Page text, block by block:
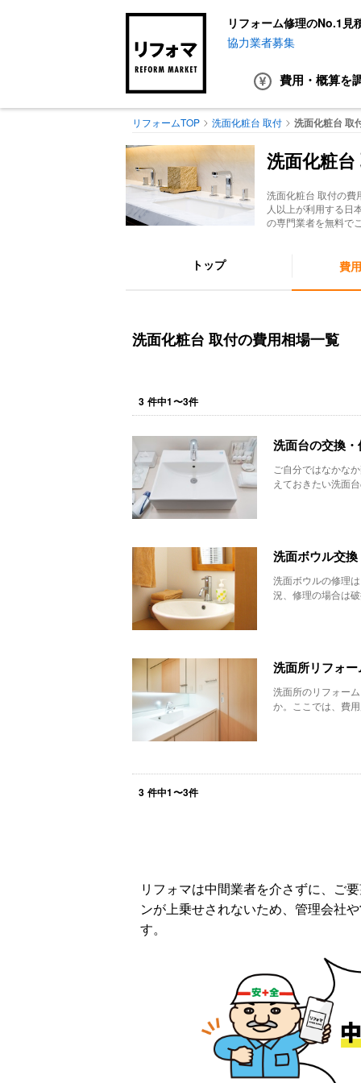
リフォーム修理のNo.1見
協力業者募集
費用・概算を
リフォームTOP 洗面化粧台 取付 洗面化粧台 取
洗面化粧台
洗面化粧台 取付の費
人以上が利用する日
の専門業者を無料で
トップ 費
洗面化粧台 取付の費用相場一覧
3 件中1〜3件
洗面台の交換
ご自分ではなかな
えておきたい洗面
洗面ボウル交
洗面ボウルの修理
況、修理の場合は
洗面所リフォ
洗面所のリフォー
か。ここでは、費
3 件中1〜3件
リフォマは中間業者を介さずに、ご
ンが上乗せされないため、管理会社
す。